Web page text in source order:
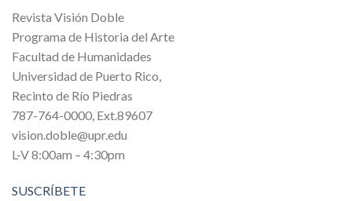
Revista Visión Doble
Programa de Historia del Arte
Facultad de Humanidades
Universidad de Puerto Rico,
Recinto de Río Piedras
787-764-0000, Ext.89607
vision.doble@upr.edu
L-V 8:00am – 4:30pm
SUSCRÍBETE